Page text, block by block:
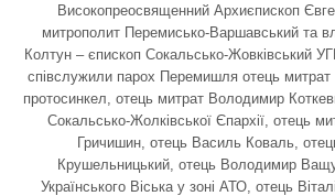
Високопреосвященний Архиєпископ
митрополит Перемисько-Варшавський та
Колтун – єпископ Сокальсько-Жовківський
співслужили парох Перемишля отець митрат
протосинкел, отець митрат Володимир
Сокальсько-Жолківської Єпархії, отець
Гричишин, отець Василь Коваль,
Крушельницький, отець Володимир
Українського Віська у зоні АТО, отець